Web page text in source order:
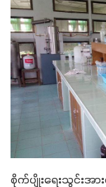
စိုက်ပျိုးရေးသွင်းအ